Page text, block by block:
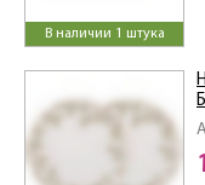
В наличии 1 штука